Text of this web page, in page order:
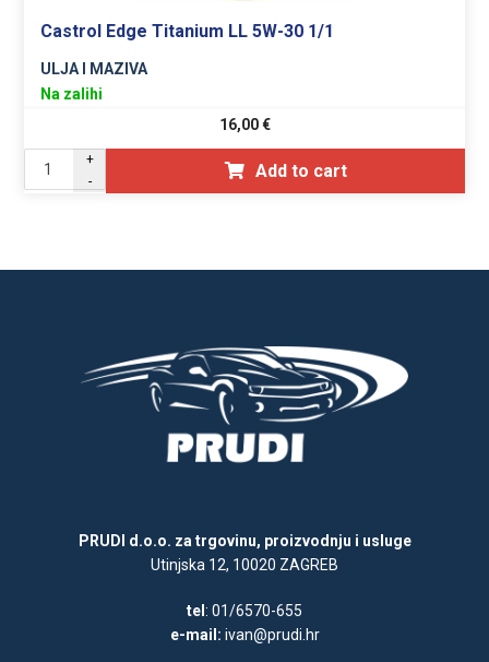
Castrol Edge Titanium LL 5W-30 1/1
ULJA I MAZIVA
Na zalihi
16,00€
+
-
Add to cart
PRUDI d.o.o. za trgovinu, proizvodnju i usluge
Utinjska 12, 10020 ZAGREB
tel : 01/6570-655
e-mail: ivan@prudi.hr